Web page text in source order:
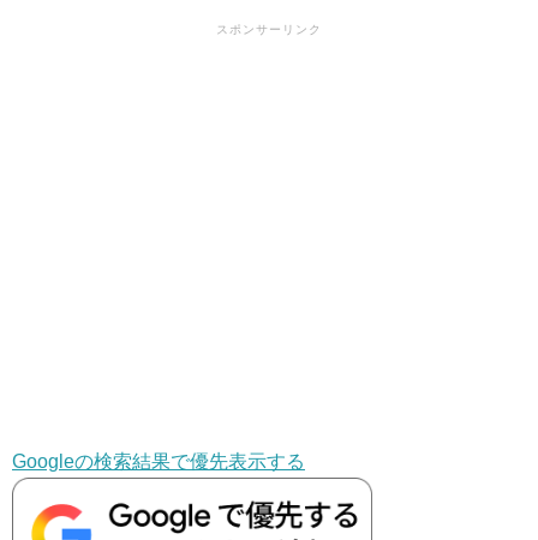
スポンサーリンク
Googleの検索結果で優先表示する